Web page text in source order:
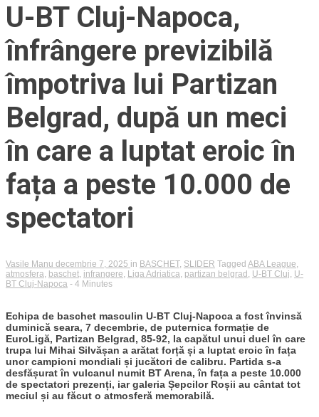
U-BT Cluj-Napoca,
înfrângere previzibilă
împotriva lui Partizan
Belgrad, după un meci
în care a luptat eroic în
fața a peste 10.000 de
spectatori
Vasile Manu decembrie 7, 2025 in BASCHET, SLIDER Tagged ABA League
atmosfera baschet infrangere Liga Adriatica partizan belgrad U-BT Cluj U-
BT Cluj-Napoca - 4 Minutes
Echipa de baschet masculin U-BT Cluj-Napoca a fost învinsă
duminică seara, 7 decembrie, de puternica formație de
EuroLigă, Partizan Belgrad, 85-92, la capătul unui duel în care
trupa lui Mihai Silvășan a arătat forță și a luptat eroic în fața
unor campioni mondiali și jucători de calibru. Partida s-a
desfășurat în vulcanul numit BT Arena, în fața a peste 10.000
de spectatori prezenți, iar galeria Șepcilor Roșii au cântat tot
meciul și au făcut o atmosferă memorabilă.